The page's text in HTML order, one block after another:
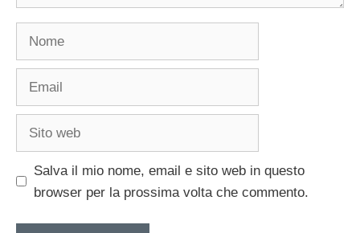
Nome
Email
Sito
Salva il mio nome, email e sito web in questo
browser per la prossima volta che commento.